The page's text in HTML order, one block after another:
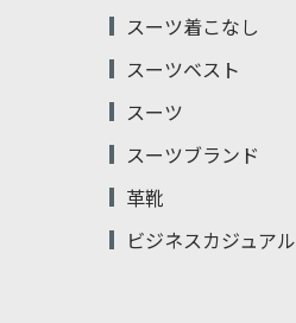
スーツ着こなし
スーツベスト
スーツ
スーツブランド
革靴
ビジネスカジュアル